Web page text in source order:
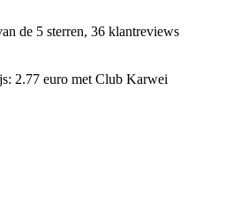
de 5 sterren, 36 klantreviews
2.77 euro met Club Karwei